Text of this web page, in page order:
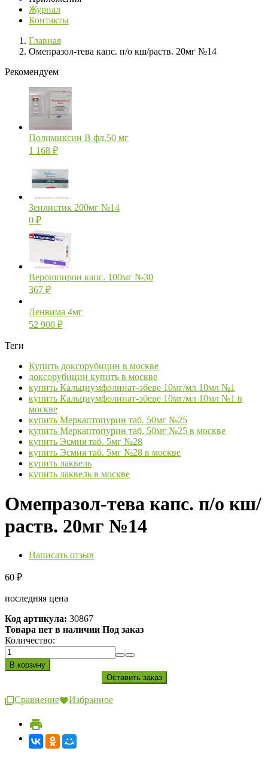
Журнал
Контакты
Главная
Омепразол-тева капс. п/о кш/раств. 20мг №14
Рекомендуем
Полимиксин В фл.50 мг
1 168 ₽
Зенлистик 200мг №14
0 ₽
Верошпирон капс. 100мг №30
367 ₽
Ленвима 4мг
52 900 ₽
Теги
Купить доксорубицин в москве
доксорубицин купить в москве
купить Кальциумфолинат-эбеве 10мг/мл 10мл №1
купить Кальциумфолинат-эбеве 10мг/мл 10мл №1 в
москве
купить Меркаптопурин таб. 50мг №25
купить Меркаптопурин таб. 50мг №25 в москве
купить Эсмия таб. 5мг №28
купить Эсмия таб. 5мг №28 в москве
купить лаквель
купить лаквель в москве
Омепразол-тева капс. п/о кш/
раств. 20мг №14
Написать отзыв
60 ₽
последняя цена
Код артикула: 30867
Товара нет в наличии Под заказ
Количество:
Сравнение Избранное